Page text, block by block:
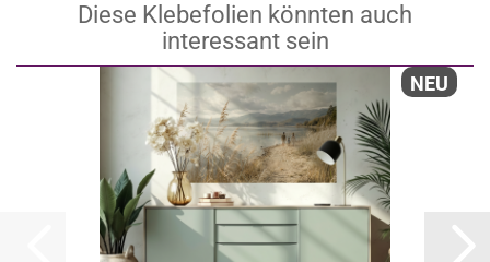
Diese Klebefolien könnten auch
interessant sein
NEU